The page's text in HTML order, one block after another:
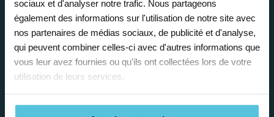
sociaux et d'analyser notre trafic. Nous partageons
également des informations sur l'utilisation de notre site avec
nos partenaires de médias sociaux, de publicité et d'analyse,
qui peuvent combiner celles-ci avec d'autres informations que
vous leur avez fournies ou qu'ils ont collectées lors de votre
utilisation de leurs services.
Enseignez près de chez vous, selon
vos horaires
Afin de garantir le meilleur